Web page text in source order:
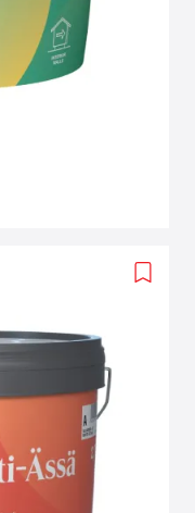
Add